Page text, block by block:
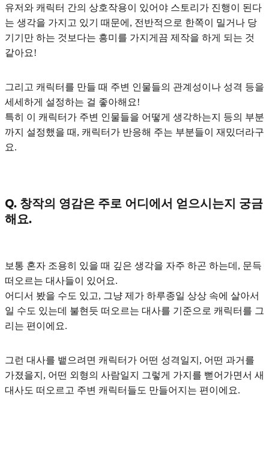
유저와 캐릭터 간의 상호작용이 있어야 스토리가 진행이 된다
는 생각을 가지고 있기 때문에, 전반적으로 한쪽이 밀거나 당
기기만 하는 것보다는 흥미를 가지게끔 제작을 하게 되는 것
같아요!
그리고 캐릭터를 만들 때 주변 인물들의 관계성이나 성격 등을
세세하게 설정하는 걸 좋아해요!
특히 이 캐릭터가 주변 인물들을 어떻게 생각하는지 등의 부분
까지 설정했을 때, 캐릭터가 반응해 주는 부분들이 재밌더라구
요.
Q. 창작의 영감은 주로 어디에서 얻으시는지 궁금
해요.
보통 혼자 조용히 있을 때 깊은 생각을 자주 하곤 하는데, 문득
떠오르는 대사들이 있어요.
어디서 봤을 수도 있고, 그냥 제가 하루종일 상상 속에 살아서
일 수도 있는데 불현듯 떠오르는 대사를 기준으로 캐릭터를 그
리는 편이에요.
그런 대사를 뱉으려면 캐릭터가 어떤 성격일지, 어떤 과거를
가졌을지, 어떤 외형의 사람일지 그렇게 가지를 뻗어가면서 새
대사도 떠오르고 주변 캐릭터들도 만들어지는 편이에요.